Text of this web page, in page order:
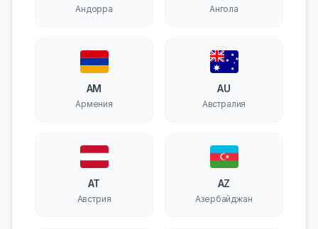
Андорра Ангола
AM
Армения
AU
Австралия
AT
Австрия
AZ
Азербайджан